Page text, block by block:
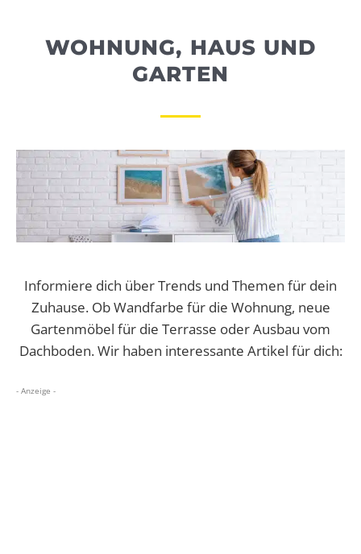
WOHNUNG, HAUS UND
GARTEN
Informiere dich über Trends und Themen für dein
Zuhause. Ob Wandfarbe für die Wohnung, neue
Gartenmöbel für die Terrasse oder Ausbau vom
Dachboden. Wir haben interessante Artikel für dich:
- Anzeige -